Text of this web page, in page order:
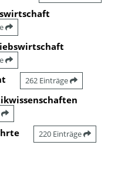
262 Einträge
220 Einträge